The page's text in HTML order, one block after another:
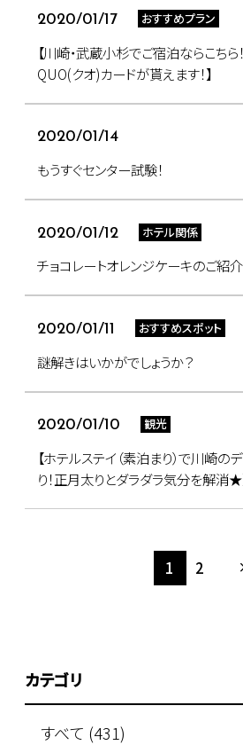
2020/01/17 おすすめプラン
【川崎・武蔵小杉でご宿泊ならこちら
QUO(クオ)カードが貰えます！】
2020/01/14
もうすぐセンター試験！
2020/01/12 ホテル関係
チョコレートオレンジケーキのご紹
2020/01/11 おすすめスポット
謎解きはいかがでしょうか？
2020/01/10 観光
【ホテルステイ（素泊まり）で川崎の
り！正月太りとダラダラ気分を解消★
1 2
カテゴリ
すべて (431)